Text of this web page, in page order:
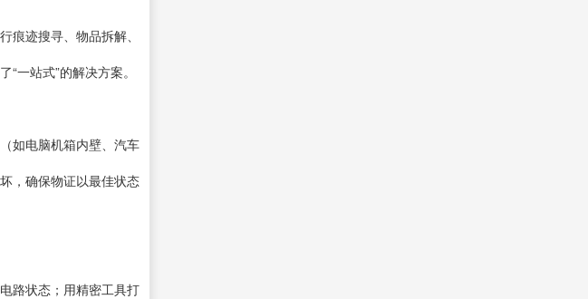
迹搜寻、物品拆解、
一站式”的解决方案。
如电脑机箱内壁、汽车
，确保物证以最佳状态
路状态；用精密工具打